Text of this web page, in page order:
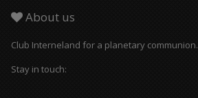
About us
Club Interneland for a planetary communion.
Stay in touch: